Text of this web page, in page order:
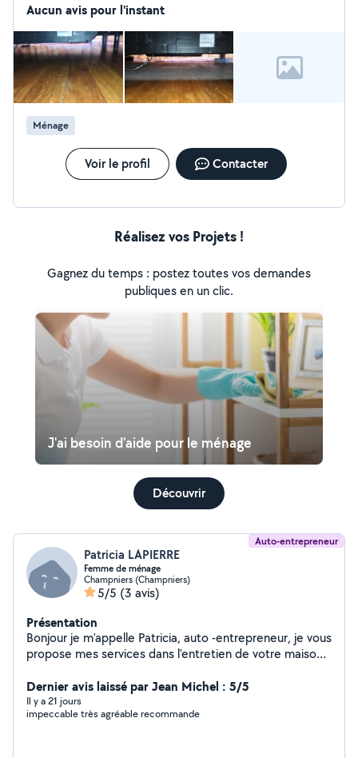
ans pour une grande ancienne et une enseigne locale.
Aucun avis pour l'instant
Ménage
Voir le profil Contacter
Réalisez vos Projets !
Gagnez du temps : postez toutes vos demandes
publiques en un clic.
J'ai besoin d'aide pour le ménage
Découvrir
Auto-entrepreneur
Patricia LAPIERRE
Femme de ménage
Champniers (Champniers)
5/5 (3 avis)
Présentation
Bonjour je m'appelle Patricia, auto -entrepreneur, je vous
propose mes services dans l'entretien de votre maisons,
besoin de courses ou de vous rendre à un rendez-vous
médical. Je suis dynamique , discrète et aime le travail
bien fait Si vous avez besoin de plus d'informations,
Dernier avis laissé par Jean Michel : 5/5
Il y a 21 jours
impeccable très agréable recommande